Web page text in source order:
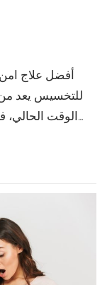
أفضل علاج
للتخسيس يعد من
الوقت الحالي، فالتخلص من الوزن الزائد يعتبر أمراً مهماً…